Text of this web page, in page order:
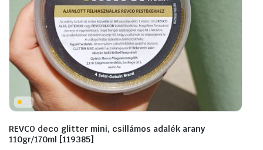
REVCO deco glitter mini, csillámos adalék arany
110gr/170ml [119385]